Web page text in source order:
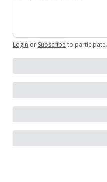
Login or Subscribe to participate.